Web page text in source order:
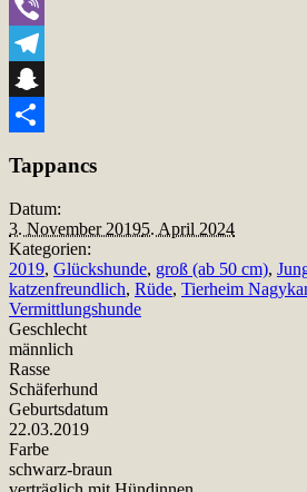
WhatsApp
Viber
Telegram
Snapchat
Tappancs
Datum:
3. November 20195. April 2024
Kategorien:
2019, Glückshunde, groß (ab 50 cm),
katzenfreundlich, Rüde, Tierheim
Vermittlungshunde
Geschlecht
männlich
Rasse
Schäferhund
Geburtsdatum
22.03.2019
Farbe
schwarz-braun